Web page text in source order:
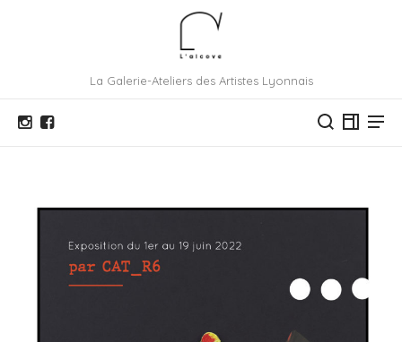
La Galerie-Ateliers des Artistes Lyonnais